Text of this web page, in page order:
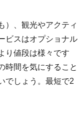
）、観光やアクティ
ビスはオプショナル
り値段は様々です
時間を気にすること
でしょう。最短で2